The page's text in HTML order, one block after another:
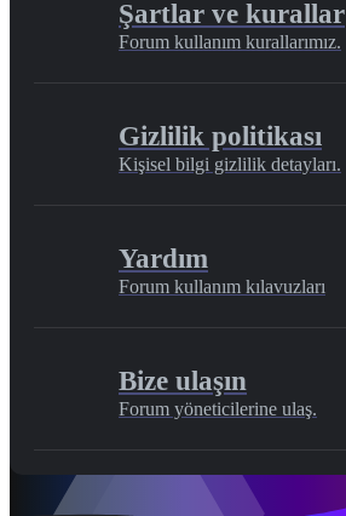
Şartlar ve kurallar
Forum kullanım kurallarımız.
Gizlilik politikası
Kişisel bilgi gizlilik detayları.
Yardım
Forum kullanım kılavuzları
Bize ulaşın
Forum yöneticilerine ulaş.